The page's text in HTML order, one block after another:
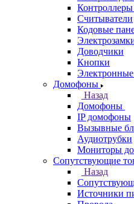
Считыватели
Кодовые
Доводчики
Кнопки
Домофоны
Назад
Домофоны
IP домофоны
Вызывные
Аудиотрубки
Мониторы
Сопутствующие
Назад
Источники